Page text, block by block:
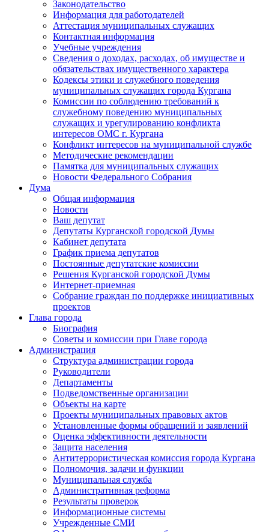
Законодательство
Информация для работодателей
Аттестация муниципальных служащих
Контактная информация
Учебные учреждения
Сведения о доходах, расходах, об имуществе и
обязательствах имущественного характера
Кодексы этики и служебного поведения
муниципальных служащих города Кургана
Комиссии по соблюдению требований к
служебному поведению муниципальных
служащих и урегулированию конфликта
интересов ОМС г. Кургана
Конфликт интересов на муниципальной службе
Методические рекомендации
Памятка для муниципальных служащих
Новости Федерального Cобрания
Дума
Общая информация
Новости
Ваш депутат
Депутаты Курганской городской Думы
Кабинет депутата
График приема депутатов
Постоянные депутатские комиссии
Решения Курганской городской Думы
Интернет-приемная
Собрание граждан по поддержке инициативных
проектов
Глава города
Биография
Советы и комиссии при Главе города
Администрация
Структура администрации города
Руководители
Департаменты
Подведомственные организации
Объекты на карте
Проекты муниципальных правовых актов
Установленные формы обращений и заявлений
Оценка эффективности деятельности
Защита населения
Антитеррористическая комиссия города Кургана
Полномочия, задачи и функции
Муниципальная служба
Административная реформа
Результаты проверок
Информационные системы
Учрежденные СМИ